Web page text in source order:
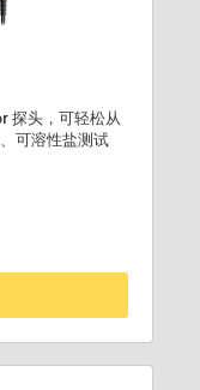
探头，可轻松从
可溶性盐测试